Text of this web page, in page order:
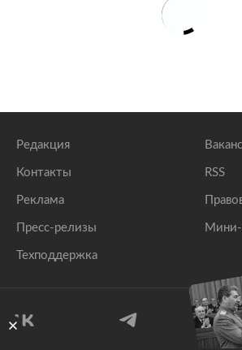
Редакция
Контакты
Реклама
Пресс-релизы
Техподдержка
RSS